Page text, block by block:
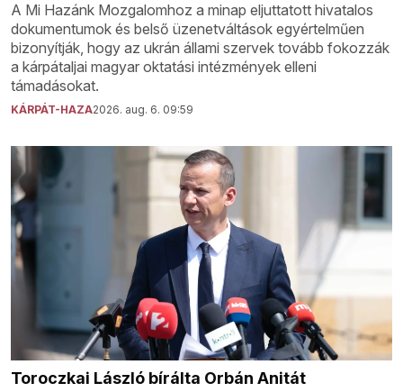
A Mi Hazánk Mozgalomhoz a minap eljuttatott hivatalos
dokumentumok és belső üzenetváltások egyértelműen
bizonyítják, hogy az ukrán állami szervek tovább fokozzák
a kárpátaljai magyar oktatási intézmények elleni
támadásokat.
KÁRPÁT-HAZA2026. aug. 6. 09:59
Toroczkai László bírálta Orbán Anitát